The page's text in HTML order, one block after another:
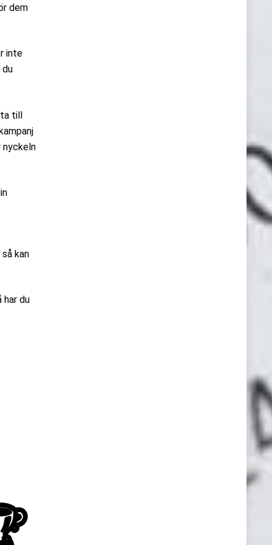
dem
inte
du
till
nyckeln
kan
har du